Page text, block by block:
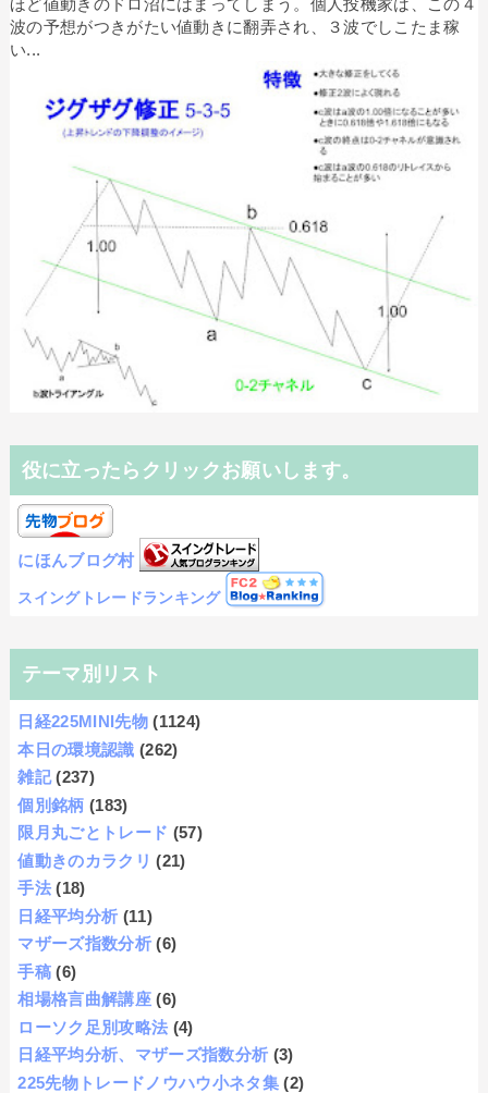
ほど値動きのドロ沼にはまってしまう。個人投機家は、この４
波の予想がつきがたい値動きに翻弄され、３波でしこたま稼
い...
役に立ったらクリックお願いします。
にほんブログ村
スイングトレードランキング
テーマ別リスト
日経225MINI先物 (1124)
本日の環境認識 (262)
雑記 (237)
個別銘柄 (183)
限月丸ごとトレード (57)
値動きのカラクリ (21)
手法 (18)
日経平均分析 (11)
マザーズ指数分析 (6)
手稿 (6)
相場格言曲解講座 (6)
ローソク足別攻略法 (4)
日経平均分析、マザーズ指数分析 (3)
225先物トレードノウハウ小ネタ集 (2)